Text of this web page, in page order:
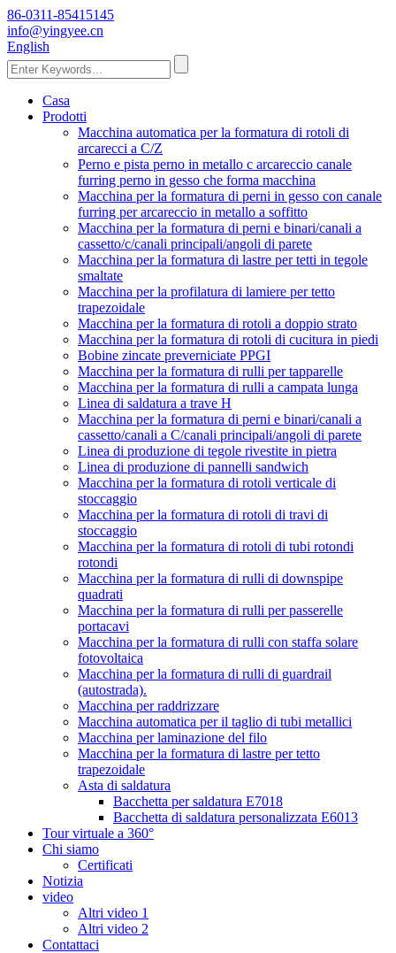
86-0311-85415145
info@yingyee.cn
English
Casa
Prodotti
Macchina automatica per la formatura di rotoli di
arcarecci a C/Z
Perno e pista perno in metallo c arcareccio canale
furring perno in gesso che forma macchina
Macchina per la formatura di perni in gesso con canale
furring per arcareccio in metallo a soffitto
Macchina per la formatura di perni e binari/canali a
cassetto/c/canali principali/angoli di parete
Macchina per la formatura di lastre per tetti in tegole
smaltate
Macchina per la profilatura di lamiere per tetto
trapezoidale
Macchina per la formatura di rotoli a doppio strato
Macchina per la formatura di rotoli di cucitura in piedi
Bobine zincate preverniciate PPGI
Macchina per la formatura di rulli per tapparelle
Macchina per la formatura di rulli a campata lunga
Linea di saldatura a trave H
Macchina per la formatura di perni e binari/canali a
cassetto/canali a C/canali principali/angoli di parete
Linea di produzione di tegole rivestite in pietra
Linea di produzione di pannelli sandwich
Macchina per la formatura di rotoli verticale di
stoccaggio
Macchina per la formatura di rotoli di travi di
stoccaggio
Macchina per la formatura di rotoli di tubi rotondi
rotondi
Macchina per la formatura di rulli di downspipe
quadrati
Macchina per la formatura di rulli per passerelle
portacavi
Macchina per la formatura di rulli con staffa solare
fotovoltaica
Macchina per la formatura di rulli di guardrail
(autostrada).
Macchina per raddrizzare
Macchina automatica per il taglio di tubi metallici
Macchina per laminazione del filo
Macchina per la formatura di lastre per tetto
trapezoidale
Asta di saldatura
Bacchetta per saldatura E7018
Bacchetta di saldatura personalizzata E6013
Tour virtuale a 360°
Chi siamo
Certificati
Notizia
video
Altri video 1
Altri video 2
Contattaci